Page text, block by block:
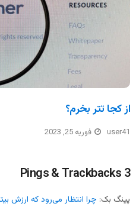
از کجا تتر بخرم؟
user41 فوریه 25, 2023
3 Pings & Trackbacks
پینگ بک: